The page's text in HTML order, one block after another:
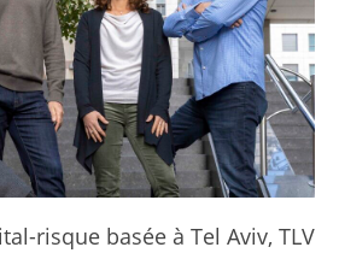
risque basée à Tel Aviv, TLV